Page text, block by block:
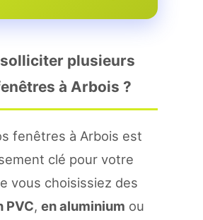
plusieurs
à Arbois ?
fenêtres à Arbois est
clé pour votre
vous choisissiez des
PVC, en aluminium ou